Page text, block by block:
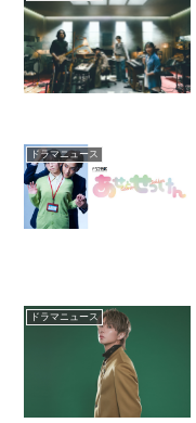
ドラマニュース
ドラマニュース